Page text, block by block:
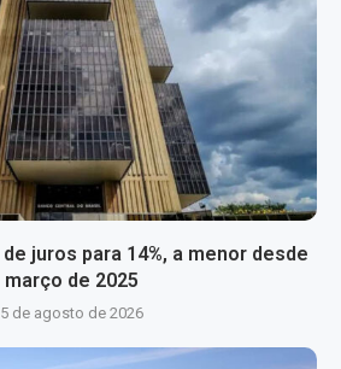
juros para 14%, a menor desde
março de 2025
5 de agosto de 2026